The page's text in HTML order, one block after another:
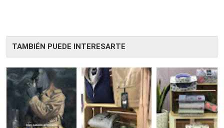
TAMBIÉN PUEDE INTERESARTE
TABLE
BOOKI
NG